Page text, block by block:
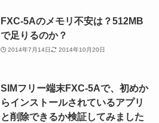
FXC-5Aのメモリ不安は？512MB
で足りるのか？
2014年7月14日 2014年10月20日
SIMフリー端末FXC-5Aで、初めか
らインストールされているアプリ
と削除できるか検証してみました